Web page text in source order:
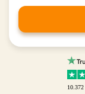
10.372